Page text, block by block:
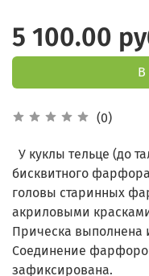
(0)
5 100.00
В
У куклы тельце (до
бисквитного
головы старинных
акриловыми
Прическа выполнена
Соединение
зафиксирована.